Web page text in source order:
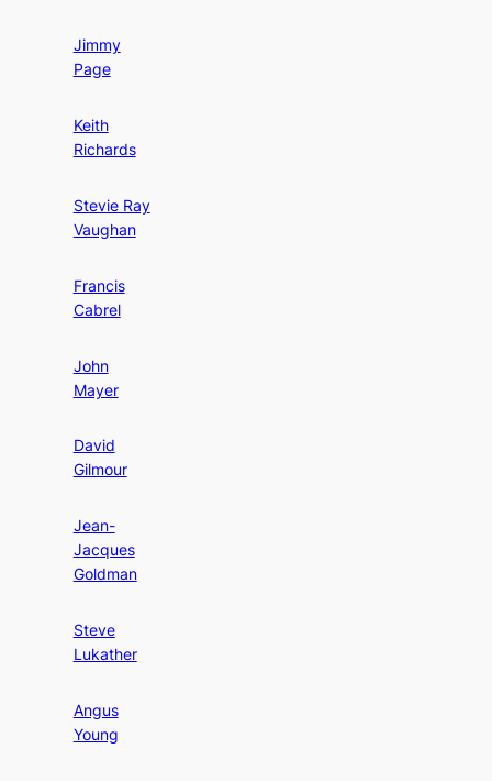
Jimmy
Page
Keith
Richards
Stevie Ray
Vaughan
Francis
Cabrel
John
Mayer
David
Gilmour
Jean-
Jacques
Goldman
Steve
Lukather
Angus
Young